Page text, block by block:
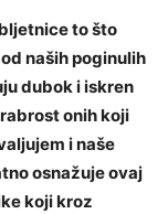
to što
naših poginulih
dubok i iskren
onih koji
i naše
osnažuje ovaj
koji kroz